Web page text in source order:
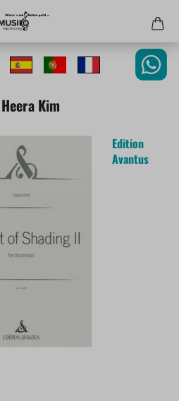
Kim
Edition
Avantus